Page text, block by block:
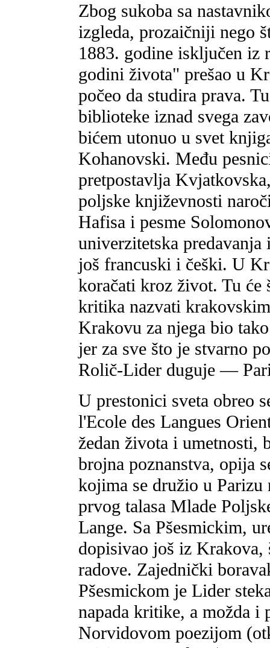
Zbog sukoba sa
izgleda, prozaičniji nego
1883. godine isključen iz
godini života" prešao u
počeo da studira prava.
biblioteke iznad svega
bićem utonuo u svet
Kohanovski. Među
pretpostavlja
poljske književnosti
Hafisa i pesme
univerzitetska
još francuski i češki. U
koračati kroz život. Tu će
kritika nazvati
Krakovu za njega bio
jer za sve što je stvarno
Rolič-Lider duguje —
U prestonici sveta obreo
l'Ecole des Langues
žedan života i umetnosti,
brojna poznanstva, opija
kojima se družio u Parizu
prvog talasa Mlade
Lange. Sa Pšesmickim,
dopisivao još iz Krakova,
radove. Zajednički
Pšesmickom je Lider
napada kritike, a možda i
Norvidovom poezijom